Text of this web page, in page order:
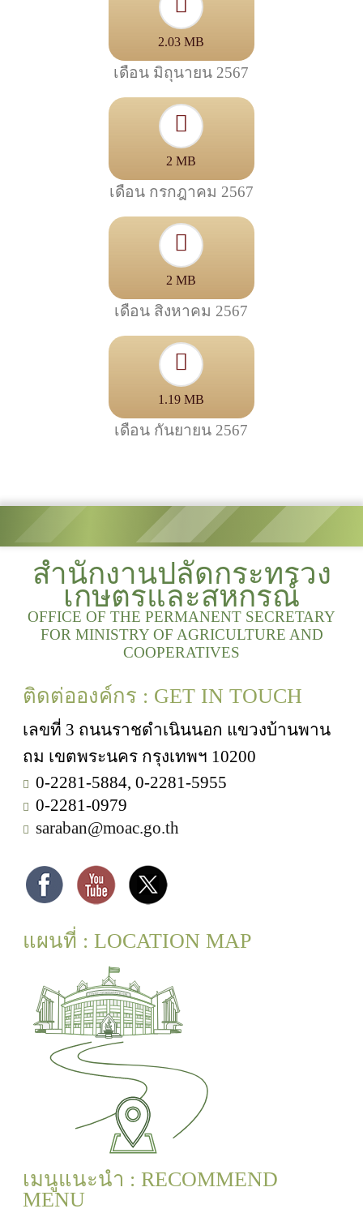
2.03 MB
เดือน มิถุนายน 2567
2 MB
เดือน กรกฎาคม 2567
2 MB
เดือน สิงหาคม 2567
1.19 MB
เดือน กันยายน 2567
สำนักงานปลัดกระทรวง
เกษตรและสหกรณ์
OFFICE OF THE PERMANENT SECRETARY
FOR MINISTRY OF AGRICULTURE AND
COOPERATIVES
ติดต่อองค์กร : GET IN TOUCH
เลขที่ 3 ถนนราชดำเนินนอก แขวงบ้านพาน
ถม เขตพระนคร กรุงเทพฯ 10200
0-2281-5884, 0-2281-5955
0-2281-0979
saraban@moac.go.th
แผนที่ : LOCATION MAP
เมนูแนะนำ : RECOMMEND
MENU